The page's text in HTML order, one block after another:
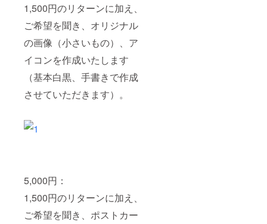
1,500円のリターンに加え、
ご希望を聞き、オリジナル
の画像（小さいもの）、ア
イコンを作成いたします
（基本白黒、手書きで作成
させていただきます）。
5,000円：
1,500円のリターンに加え、
ご希望を聞き、ポストカー